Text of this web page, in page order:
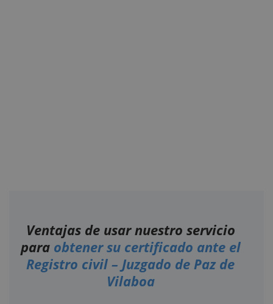
Ventajas de usar nuestro servicio
para obtener su certificado ante el
Registro civil – Juzgado de Paz de
Vilaboa